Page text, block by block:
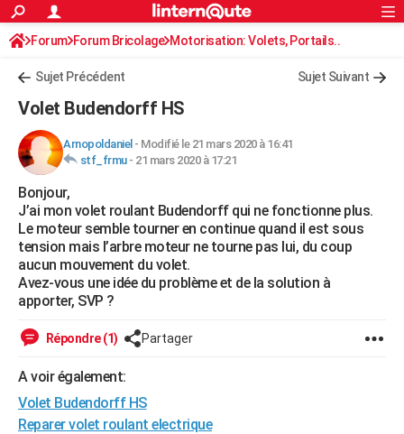
ACTUALITÉS
Politique
Société
Faits Divers
Education
Monde
Villes
+
FINANCE
Retraite
Impôts
Epargne
Immobilier
Risques naturels par ville
Banque
Assurance
Crédit
AUTO
Essais
Réserver un essai
Citadines
Berlines
SUV
Forum auto
+HIGH-TECH
Mobiles
Meilleur smartphone
Internet
Ordinateurs
Jeux vidéo
Guide high-tech
+BRICOLAGE
Forum
Aménagement intérieur
Extérieur
Cuisine
Salle de bains
Jardinage
Rangement
WEEK-END
Guides de France
Escapades
Patrimoine
Expositions
Musées
Week-end nature
Art de vivre
Bien-être
Loisirs
Mode
Modes de vie
Alimentation
Guide de la santé
Maladies
Médicaments
Sommeil
Destinations
City break
Voyage nature
Voyage de noces
Forum
Climat
+PHOTO
Rechercher
S'inscrire
Connexion
Forum Forum Bricolage Motorisation: Volets, Portails..
Sujet Précédent Sujet Suivant
Volet Budendorff HS
Arnopoldaniel - Modifié le 21 mars 2020 à 16:41
stf_frmu- 21 mars 2020 à 17:21
Bonjour,
J’ai mon volet roulant Budendorff qui ne fonctionne plus.
Le moteur semble tourner en continue quand il est sous
tension mais l’arbre moteur ne tourne pas lui, du coup
aucun mouvement du volet.
Avez-vous une idée du problème et de la solution à
apporter, SVP ?
Répondre (1) Partager
A voir également:
Volet Budendorff HS
Reparer volet roulant electrique